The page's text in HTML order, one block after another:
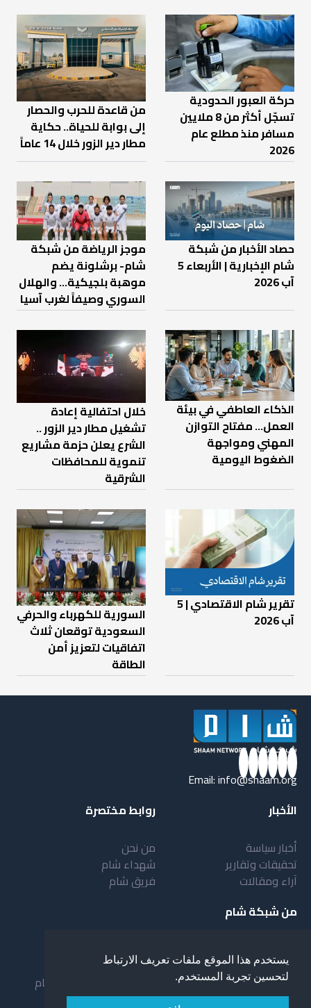
يستخدم هذا الموقع ملفات تعريف الارتباط
لتحسين تجربة المستخدم.
حركة العبور الحدودية
تسجّل أكثر من 8 ملايين
مسافر منذ مطلع عام
2026
من قاعدة للحرب والحصار
إلى بوابة للحياة.. حكاية
مطار دير الزور خلال 14 عاماً
حصاد الأخبار من شبكة
شام الإخبارية | الأربعاء 5
آب 2026
موجز الرياضة من شبكة
شام- برشلونة يضم
موهبة بلجيكية... والهلال
السوري وصيفاً لغرب آسيا
الذكاء العاطفي في بيئة
العمل… مفتاح التوازن
المهني ومواجهة
الضغوط اليومية
خلال احتفالية إعادة
تشغيل مطار دير الزور ..
الشرع يعلن حزمة مشاريع
تنموية للمحافظات
الشرقية
تقرير شام الاقتصادي | 5
آب 2026
السورية للكهرباء والحرفي
السعودية توقعان ثلاث
اتفاقيات لتعزيز أمن
الطاقة
Email:info@shaam.org
الأخبار
أخبار سياسة
تحقيقات وتقارير
آراء ومقالات
روابط مختصرة
من نحن
شهداء شام
فريق شام
من شبكة شام
أهداف شبكة شام
خدمات شبكة شام
المستفيدون من الشبكة
لمحة عن شبكة شبام
بنية شبكة شام
مقدمة عن شبكة شام
نظام العمل في شبكة شام